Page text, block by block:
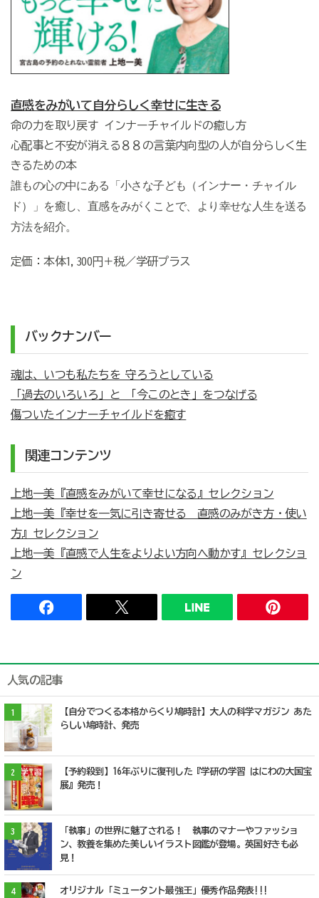
直感をみがいて自分らしく幸せに生きる
命の力を取り戻す インナーチャイルドの癒し方
心配事と不安が消える８８の言葉内向型の人が自分らしく生
きるための本
誰もの心の中にある「小さな子ども（インナー・チャイル
ド）」を癒し、直感をみがくことで、より幸せな人生を送る
方法を紹介。
定価：本体1,300円＋税／学研プラス
バックナンバー
魂は、いつも私たちを 守ろうとしている
「過去のいろいろ」と 「今このとき」をつなげる
傷ついたインナーチャイルドを癒す
関連コンテンツ
上地一美『直感をみがいて幸せになる』セレクション
上地一美『幸せを一気に引き寄せる 直感のみがき方・使い
方』セレクション
上地一美『直感で人生をよりよい方向へ動かす』セレクショ
ン
人気の記事
1
【自分でつくる本格からくり鳩時計】大人の科学マガジン あた
らしい鳩時計、発売
2
【予約殺到】16年ぶりに復刊した『学研の学習 はにわの大国宝
展』発売！
3
「執事」の世界に魅了される！ 執事のマナーやファッショ
ン、教養を集めた美しいイラスト図鑑が登場。英国好きも必
見！
4 オリジナル「ミュータント最強王」優秀作品発表!!!